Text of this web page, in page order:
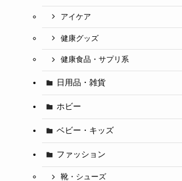
アイケア
健康グッズ
健康食品・サプリ系
日用品・雑貨
ホビー
ベビー・キッズ
ファッション
靴・シューズ